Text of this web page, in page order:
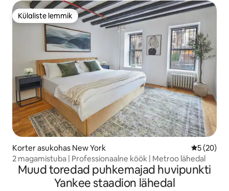
Külaliste lemmik
Külaliste lemmik
Korter asukohas New York Keskmine
5 (20)
2 magamistuba | Professionaalne köök | Metroo lähedal
Muud toredad puhkemajad huvipunkti
Yankee staadion lähedal